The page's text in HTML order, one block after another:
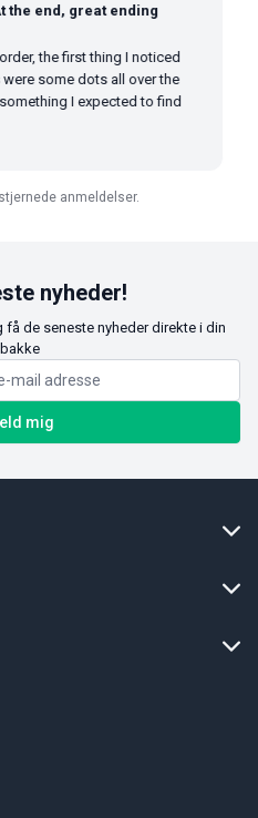
end, great ending
the first thing I noticed
some dots all over the
I expected to find
anmeldelser.
nyheder!
de seneste nyheder direkte i din
mig